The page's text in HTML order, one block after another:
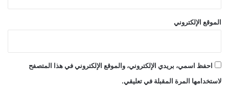
الموقع الإلكتروني
احفظ اسمي، بريدي الإلكتروني، والموقع الإلكتروني في هذا المتصفح
لاستخدامها المرة المقبلة في تعليقي.